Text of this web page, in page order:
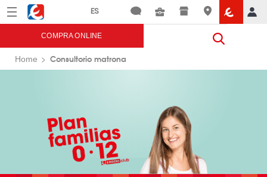
Menú Eroski
COMPRA ONLINE
Home Consultorio matrona